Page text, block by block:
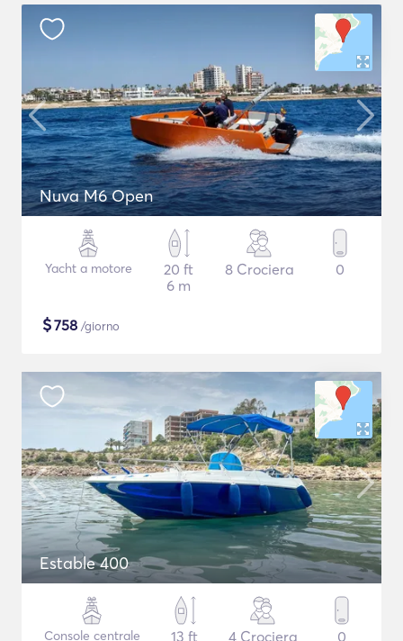
Nuva M6 Open
Yacht a motore
20 ft
6 m
8 Crociera 0
$758 /giorno
Estable 400
Console centrale
13 ft
4 Crociera 0